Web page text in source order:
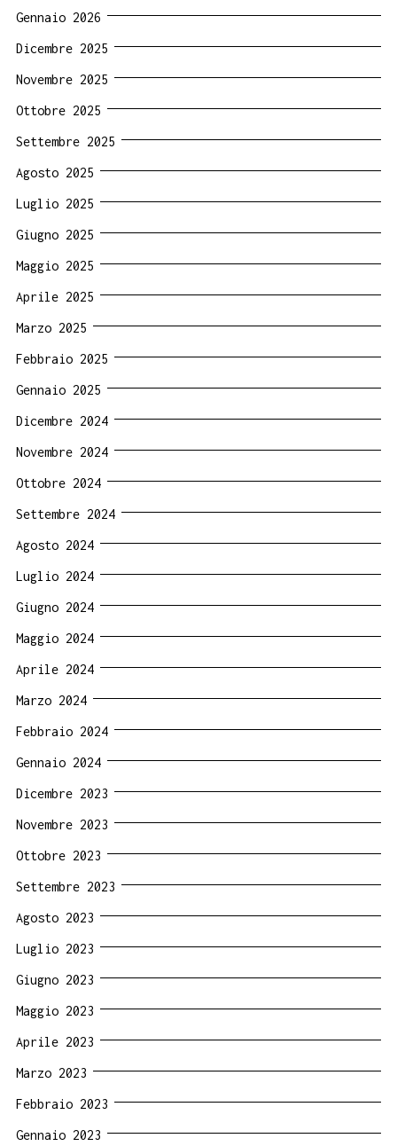
Gennaio 2026
Dicembre 2025
Novembre 2025
Ottobre 2025
Settembre 2025
Agosto 2025
Luglio 2025
Giugno 2025
Maggio 2025
Aprile 2025
Marzo 2025
Febbraio 2025
Gennaio 2025
Dicembre 2024
Novembre 2024
Ottobre 2024
Settembre 2024
Agosto 2024
Luglio 2024
Giugno 2024
Maggio 2024
Aprile 2024
Marzo 2024
Febbraio 2024
Gennaio 2024
Dicembre 2023
Novembre 2023
Ottobre 2023
Settembre 2023
Agosto 2023
Luglio 2023
Giugno 2023
Maggio 2023
Aprile 2023
Marzo 2023
Febbraio 2023
Gennaio 2023